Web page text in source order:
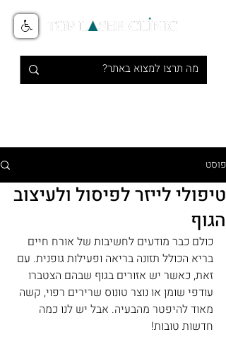
פוסט
טיפולי לייזר לפיסול ולעיצוב
הגוף
כולם כבר מודעים לחשיבות של אורח חיים
בריא הכולל תזונה בריאה ופעילות גופנית. עם
זאת, כאשר יש אזורים בגוף שבהם הצטברו
עודפי שומן או נוצר טונוס שרירים רפוי, קשה
מאוד להיפטר מהבעיה. אבל יש לנו כמה
חדשות טובות!